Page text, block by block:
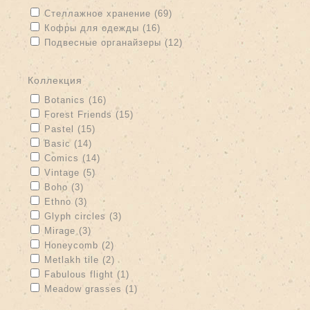
Apply Стеллажное хранение filter
Стеллажное хранение (69) Apply Стеллажное хранение
Apply Кофры для одежды filter
Кофры для одежды (16) Apply Кофры для одежды filter
Apply Подвесные органайзеры filter
Подвесные органайзеры (12)
Apply Подвесные органайзеры filter
коллекция
Apply Botanics filter
Botanics (16) Apply Botanics filter
Apply Forest Friends filter
Forest Friends (15)
Apply Pastel filter
Pastel (15)
Apply Basic filter
Basic (14) Apply Basic filter
Apply Comics filter
Comics (14) Apply Comics filter
Apply Vintage filter
Vintage (5) Apply Vintage filter
Apply Boho filter
Boho (3)
Apply Ethno filter
Ethno (3) Apply Ethno filter
Apply Glyph circles filter
Glyph circles (3) Apply Glyph circles filter
Apply Mirage filter
Mirage (3)
Apply Honeycomb filter
Honeycomb (2) Apply Honeycomb filter
Apply Metlakh tile filter
Metlakh tile (2) Apply Metlakh tile filter
Apply Fabulous flight filter
Fabulous flight (1) Apply Fabulous flight filter
Apply Meadow grasses filter
Meadow grasses (1) Apply Meadow grasses filter